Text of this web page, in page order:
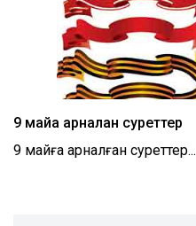
9 майға арналған суреттер
9 майға арналған суреттер...